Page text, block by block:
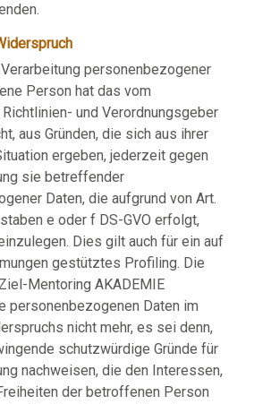
personenbezogener
Person hat das vom
und Verordnungsgeber
aus Gründen, die sich aus ihrer
ergeben, jederzeit gegen
sie betreffender
Daten, die aufgrund von Art.
e oder f DS-GVO erfolgt,
Dies gilt auch für ein auf
gestütztes Profiling. Die
Mentoring AKADEMIE
personenbezogenen Daten im
nicht mehr, es sei denn,
schutzwürdige Gründe für
nachweisen, die den Interessen,
der betroffenen Person